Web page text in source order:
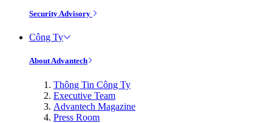
Security Advisory
Công Ty
About Advantech
Thông Tin Công Ty
Executive Team
Advantech Magazine
Press Room